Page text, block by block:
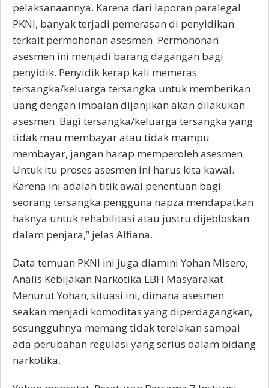
pelaksanaannya. Karena dari laporan paralegal
PKNI, banyak terjadi pemerasan di penyidikan
terkait permohonan asesmen. Permohonan
asesmen ini menjadi barang dagangan bagi
penyidik. Penyidik kerap kali memeras
tersangka/keluarga tersangka untuk memberikan
uang dengan imbalan dijanjikan akan dilakukan
asesmen. Bagi tersangka/keluarga tersangka yang
tidak mau membayar atau tidak mampu
membayar, jangan harap memperoleh asesmen.
Untuk itu proses asesmen ini harus kita kawal.
Karena ini adalah titik awal penentuan bagi
seorang tersangka pengguna napza mendapatkan
haknya untuk rehabilitasi atau justru dijebloskan
dalam penjara,” jelas Alfiana.
Data temuan PKNI ini juga diamini Yohan Misero,
Analis Kebijakan Narkotika LBH Masyarakat.
Menurut Yohan, situasi ini, dimana asesmen
seakan menjadi komoditas yang diperdagangkan,
sesungguhnya memang tidak terelakan sampai
ada perubahan regulasi yang serius dalam bidang
narkotika.